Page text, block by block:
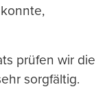
prüfen wir die
sorgfältig.